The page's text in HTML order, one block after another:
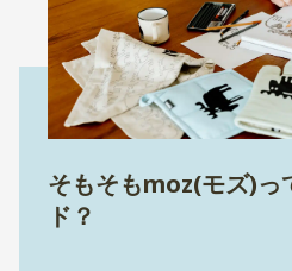
そもそもmoz(モズ)っ
ド？